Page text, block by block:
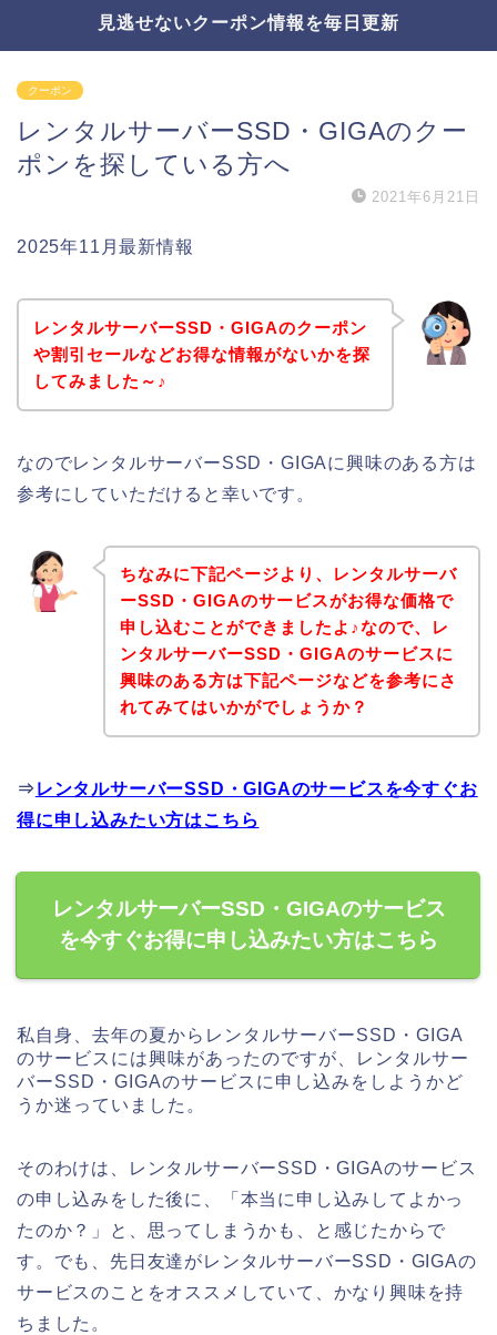
見逃せないクーポン情報を毎日更新
クーポン
レンタルサーバーSSD・GIGAのクー
ポンを探している方へ
2021年6月21日
2025年11月最新情報
レンタルサーバーSSD・GIGAのクーポン
や割引セールなどお得な情報がないかを探
してみました～♪
なのでレンタルサーバーSSD・GIGAに興味のある方は
参考にしていただけると幸いです。
ちなみに下記ページより、レンタルサーバ
ーSSD・GIGAのサービスがお得な価格で
申し込むことができましたよ♪なので、レ
ンタルサーバーSSD・GIGAのサービスに
興味のある方は下記ページなどを参考にさ
れてみてはいかがでしょうか？
⇒ レンタルサーバーSSD・GIGAのサービスを今すぐお
得に申し込みたい方はこちら
レンタルサーバーSSD・GIGAのサービス
を今すぐお得に申し込みたい方はこちら
私自身、去年の夏からレンタルサーバーSSD・GIGA
のサービスには興味があったのですが、レンタルサー
バーSSD・GIGAのサービスに申し込みをしようかど
うか迷っていました。
そのわけは、レンタルサーバーSSD・GIGAのサービス
の申し込みをした後に、「本当に申し込みしてよかっ
たのか？」と、思ってしまうかも、と感じたからで
す。でも、先日友達がレンタルサーバーSSD・GIGAの
サービスのことをオススメしていて、かなり興味を持
ちました。